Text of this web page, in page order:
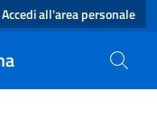
Accedi all'area personale